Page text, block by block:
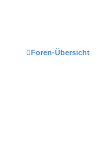
Foren-Übersicht